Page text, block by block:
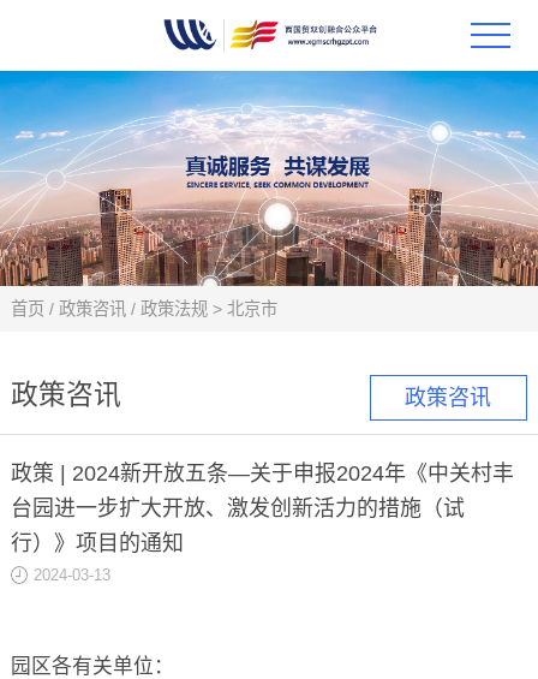
首页
政策
科技
合作
创新
政策咨讯
首页 / 政策咨讯 / 政策法规> 北京市
政策咨讯
政策 | 2024新开放五条—关于申报2024年《中关村丰
台园进一步扩大开放、激发创新活力的措施（试
行）》项目的通知
2024-03-13
园区各有关单位：